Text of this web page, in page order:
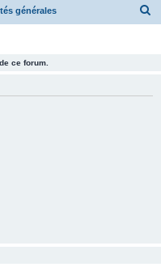
générales
ce forum.